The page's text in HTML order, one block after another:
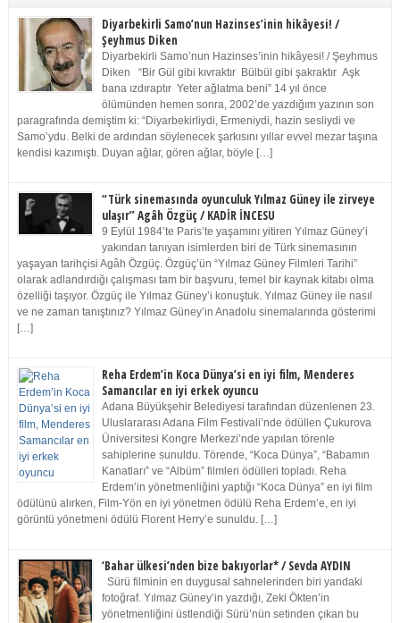
Diyarbekirli Samo’nun Hazinses’inin hikâyesi! /
Şeyhmus Diken
Diyarbekirli Samo’nun Hazinses’inin hikâyesi! / Şeyhmus
Diken “Bir Gül gibi kıvraktır Bülbül gibi şakraktır Aşk
bana ızdıraptır Yeter ağlatma beni” 14 yıl önce
ölümünden hemen sonra, 2002’de yazdığım yazının son
paragrafında demiştim ki: “Diyarbekirliydi, Ermeniydi, hazin sesliydi ve
Samo’ydu. Belki de ardından söylenecek şarkısını yıllar evvel mezar taşına
kendisi kazımıştı. Duyan ağlar, gören ağlar, böyle […]
“Türk sinemasında oyunculuk Yılmaz Güney ile zirveye
ulaşır” Agâh Özgüç / KADİR İNCESU
9 Eylül 1984’te Paris’te yaşamını yitiren Yılmaz Güney’i
yakından tanıyan isimlerden biri de Türk sinemasının
yaşayan tarihçisi Agâh Özgüç. Özgüç’ün “Yılmaz Güney Filmleri Tarihi”
olarak adlandırdığı çalışması tam bir başvuru, temel bir kaynak kitabı olma
özelliği taşıyor. Özgüç ile Yılmaz Güney’i konuştuk. Yılmaz Güney ile nasıl
ve ne zaman tanıştınız? Yılmaz Güney’in Anadolu sinemalarında gösterimi
[…]
Reha Erdem’in Koca Dünya’si en iyi film, Menderes
Samancılar en iyi erkek oyuncu
Adana Büyükşehir Belediyesi tarafından düzenlenen 23.
Uluslararası Adana Film Festivali’nde ödüllen Çukurova
Üniversitesi Kongre Merkezi’nde yapılan törenle
sahiplerine sunuldu. Törende, “Koca Dünya”, “Babamın
Kanatları” ve “Albüm” filmleri ödülleri topladı. Reha
Erdem’in yönetmenliğini yaptığı “Koca Dünya” en iyi film
ödülünü alırken, Film-Yön en iyi yönetmen ödülü Reha Erdem’e, en iyi
görüntü yönetmeni ödülü Florent Herry’e sunuldu. […]
‘Bahar ülkesi’nden bize bakıyorlar* / Sevda AYDIN
Sürü filminin en duygusal sahnelerinden biri yandaki
fotoğraf. Yılmaz Güney’in yazdığı, Zeki Ökten’in
yönetmenliğini üstlendiği Sürü’nün setinden çıkan bu